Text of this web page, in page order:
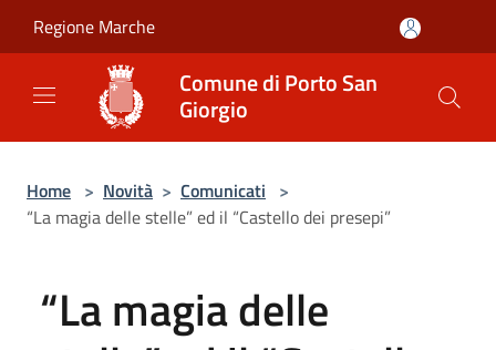
Regione Marche
Comune di Porto San
Giorgio
Home > Novità > Comunicati >
“La magia delle stelle” ed il “Castello dei presepi”
“La magia delle